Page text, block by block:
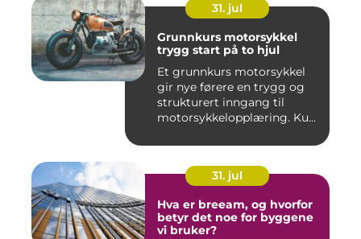
31. jul
Grunnkurs motorsykkel
trygg start på to hjul
Et grunnkurs motorsykkel
gir nye førere en trygg og
strukturert inngang til
motorsykkelopplæring. Ku...
31. jul
Hva er breeam, og hvorfor
betyr det noe for byggene
vi bruker?